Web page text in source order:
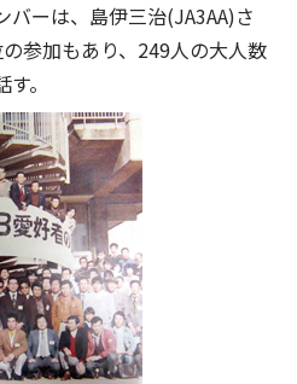
ーは、島伊三治(JA3AA)さ
参加もあり、249人の大人数
。